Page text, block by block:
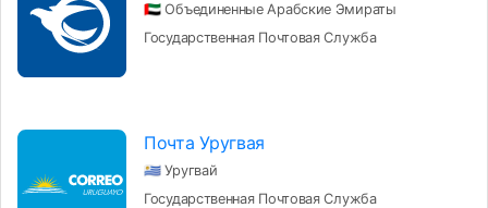
🇦🇪 Объединенные Арабские Эмираты
Государственная Почтовая Служба
Почта Уругвая
🇺🇾 Уругвай
Государственная Почтовая Служба